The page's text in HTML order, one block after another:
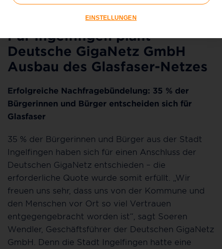
Für Ingelfingen plant
Deutsche GigaNetz GmbH
Ausbau des Glasfaser-Netzes
Erfolgreiche Nachfragebündelung: 35 % der
Bürgerinnen und Bürger entscheiden sich für
Glasfaser
35 % der Bürgerinnen und Bürger aus der Stadt
Ingelfingen haben sich für einen Anschluss der
Deutschen GigaNetz entschieden – die
erforderliche Quote wurde somit erfüllt. „Wir
freuen uns sehr, dass uns von der Kommune und
den Menschen vor Ort so viel Vertrauen
entgegengebracht worden ist“, sagt Soeren
Wendler, Geschäftsführer der Deutschen GigaNetz
GmbH. Denn die Stadt Ingelfingen hatte eine
EINSTELLUNGEN